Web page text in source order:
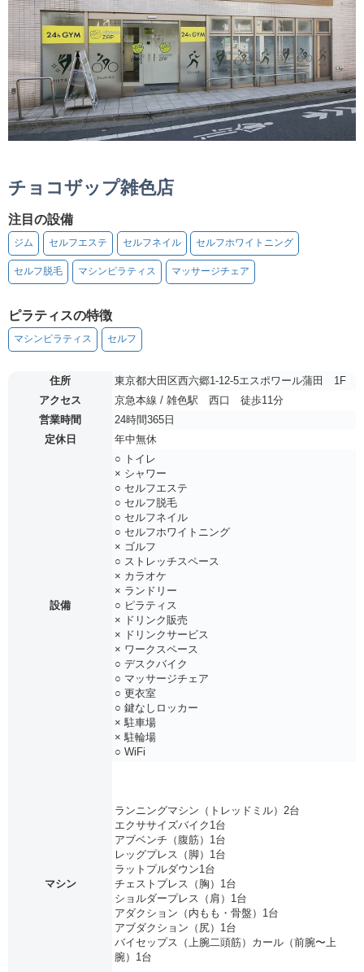
チョコザップ雑色店
注目の設備
ジム セルフエステ セルフネイル セルフホワイトニング
セルフ脱毛 マシンピラティス マッサージチェア
ピラティスの特徴
マシンピラティス セルフ
住所
東京都大田区西六郷1-12-5エスポワール蒲田 1F
アクセス
京急本線 / 雑色駅 西口 徒歩11分
営業時間
24時間365日
定休日
年中無休
設備
○ トイレ
× シャワー
○ セルフエステ
○ セルフ脱毛
○ セルフネイル
○ セルフホワイトニング
× ゴルフ
○ ストレッチスペース
× カラオケ
× ランドリー
○ ピラティス
× ドリンク販売
× ドリンクサービス
× ワークスペース
○ デスクバイク
○ マッサージチェア
○ 更衣室
○ 鍵なしロッカー
× 駐車場
× 駐輪場
○ WiFi
マシン
ランニングマシン（トレッドミル）2台
エクササイズバイク1台
アブベンチ（腹筋）1台
レッグプレス（脚）1台
ラットプルダウン1台
チェストプレス（胸）1台
ショルダープレス（肩）1台
アダクション（内もも・骨盤）1台
アブダクション（尻）1台
バイセップス（上腕二頭筋）カール（前腕〜上
腕）1台